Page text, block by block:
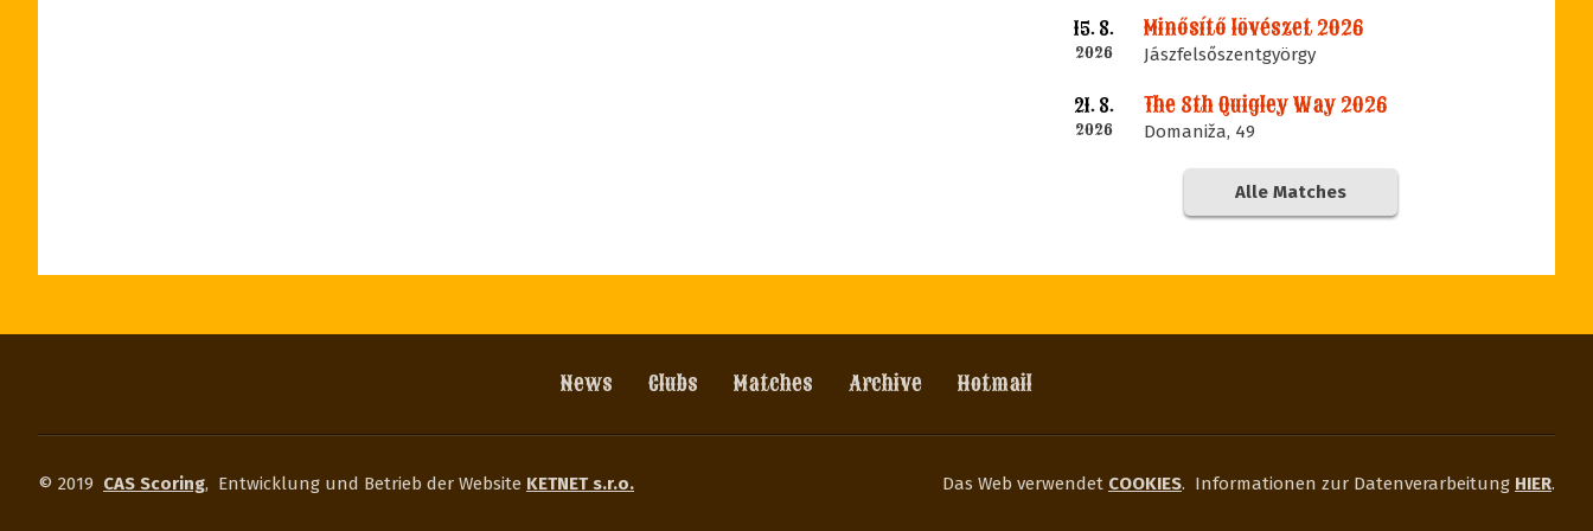
15. 8.
2026
Minősítő lövészet 2026
Jászfelsőszentgyörgy
21. 8.
2026
The 8th Quigley Way 2026
Domaniža, 49
Alle Matches
News Clubs Matches Archive Hotmail
© 2019 CAS Scoring, Entwicklung und Betrieb der Website KETNET s.r.o. Das Web verwendet COOKIES. Informationen zur Datenverarbeitung HIER.